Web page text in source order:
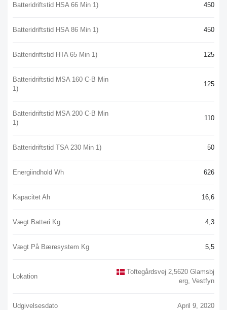
Batteridriftstid HSA 66 Min 1) 450
Batteridriftstid HSA 86 Min 1) 450
Batteridriftstid HTA 65 Min 1) 125
Batteridriftstid MSA 160 C-B Min
1)
125
Batteridriftstid MSA 200 C-B Min
1)
110
Batteridriftstid TSA 230 Min 1) 50
Energiindhold Wh 626
Kapacitet Ah 16,6
Vægt Batteri Kg 4,3
Vægt På Bæresystem Kg 5,5
Lokation
Toftegårdsvej 2,5620 Glamsbj
Erg, Vestfyn
Udgivelsesdato April 9, 2020